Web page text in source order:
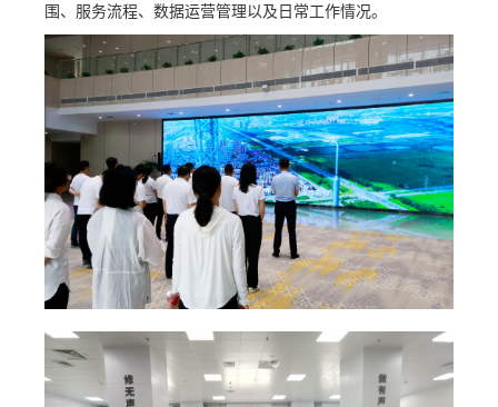
围、服务流程、数据运营管理以及日常工作情况。